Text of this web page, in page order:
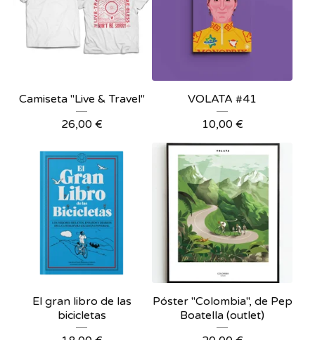
Camiseta "Live & Travel"
26,00 €
VOLATA #41
10,00 €
El gran libro de las
bicicletas
Póster "Colombia", de Pep
Boatella (outlet)